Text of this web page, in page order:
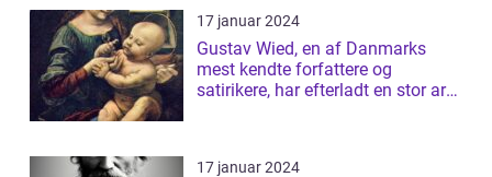
17 januar 2024
Gustav Wied, en af Danmarks
mest kendte forfattere og
satirikere, har efterladt en stor arv
17 januar 2024